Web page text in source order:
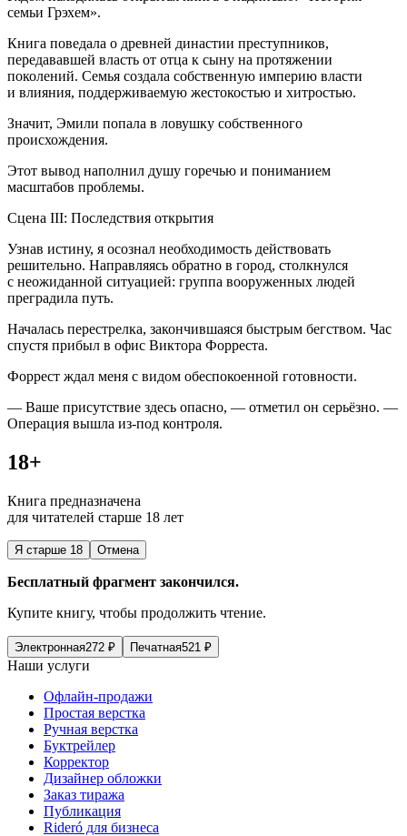
семьи Грэхем».
Книга поведала о древней династии преступников,
передававшей власть от отца к сыну на протяжении
поколений. Семья создала собственную империю власти
и влияния, поддерживаемую жестокостью и хитростью.
Значит, Эмили попала в ловушку собственного
происхождения.
Этот вывод наполнил душу горечью и пониманием
масштабов проблемы.
Сцена III: Последствия открытия
Узнав истину, я осознал необходимость действовать
решительно. Направляясь обратно в город, столкнулся
с неожиданной ситуацией: группа вооруженных людей
преградила путь.
Началась перестрелка, закончившаяся быстрым бегством. Час
спустя прибыл в офис Виктора Форреста.
Форрест ждал меня с видом обеспокоенной готовности.
— Ваше присутствие здесь опасно, — отметил он серьёзно. —
Операция вышла из-под контроля.
18+
Книга предназначена
для читателей старше 18 лет
Я старше 18 Отмена
Бесплатный фрагмент закончился.
Купите книгу, чтобы продолжить чтение.
Электронная272 ₽ Печатная521 ₽
Наши услуги
Офлайн-продажи
Простая верстка
Ручная верстка
Буктрейлер
Корректор
Дизайнер обложки
Заказ тиража
Публикация
Rideró для бизнеса